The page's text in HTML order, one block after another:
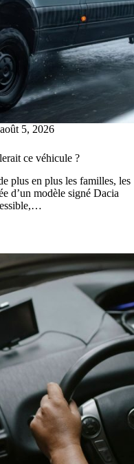
août 5, 2026
ce véhicule ?
plus en plus les familles, les
d’un modèle signé Dacia